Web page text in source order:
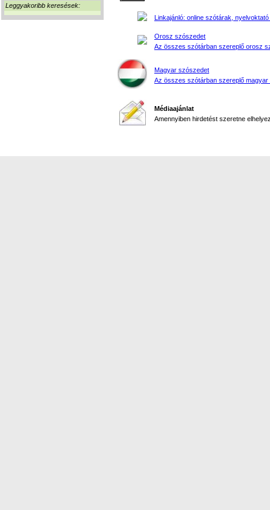
Leggyakoribb keresések:
Linkajánló: online szótárak, nyelvoktató
Orosz szószedet
Az összes szótárban szereplő orosz
Magyar szószedet
Az összes szótárban szereplő magyar
Médiaajánlat
Amennyiben hirdetést szeretne